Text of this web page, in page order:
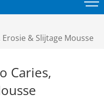
& Slijtage Mousse
Caries,